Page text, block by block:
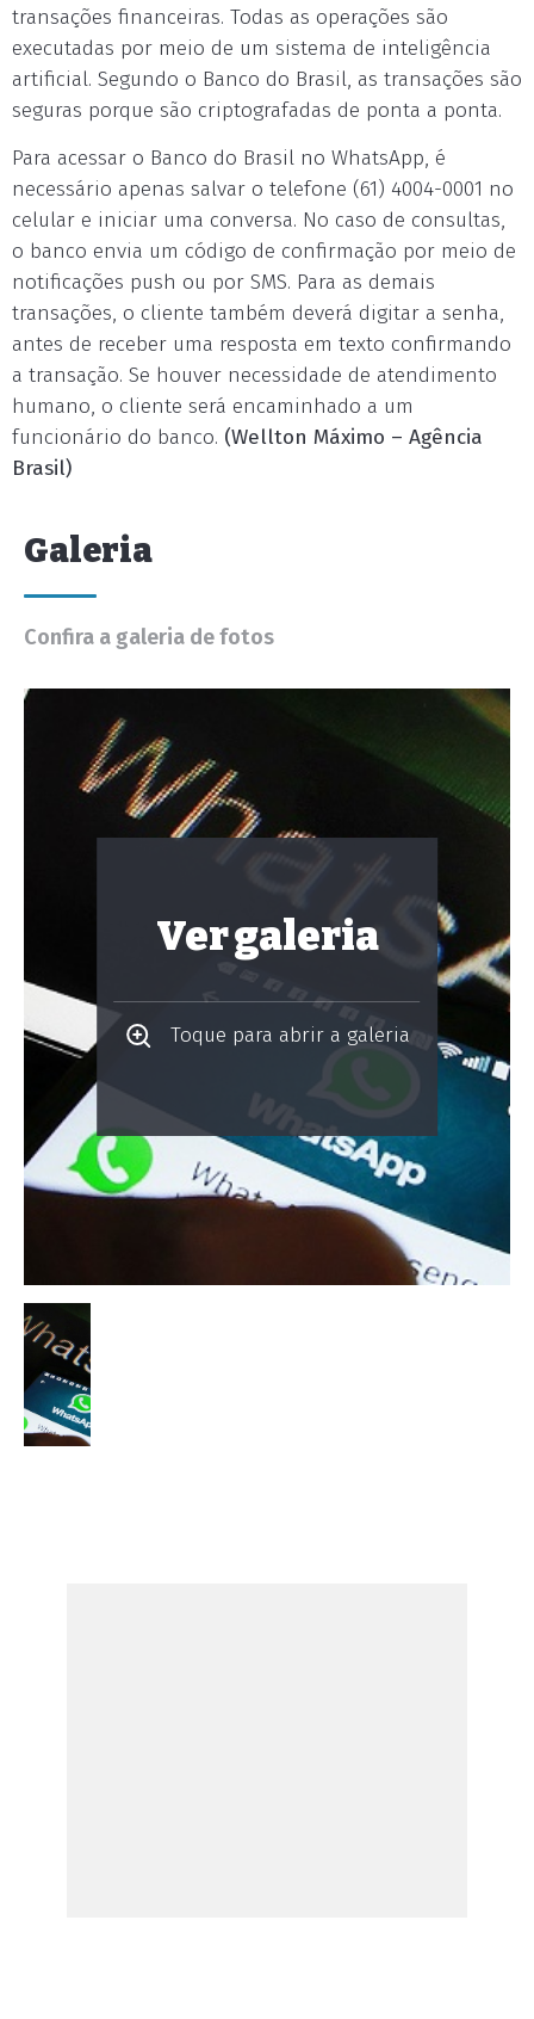
transações financeiras. Todas as operações são
executadas por meio de um sistema de inteligência
artificial. Segundo o Banco do Brasil, as transações são
seguras porque são criptografadas de ponta a ponta.
Para acessar o Banco do Brasil no WhatsApp, é
necessário apenas salvar o telefone (61) 4004-0001 no
celular e iniciar uma conversa. No caso de consultas,
o banco envia um código de confirmação por meio de
notificações push ou por SMS. Para as demais
transações, o cliente também deverá digitar a senha,
antes de receber uma resposta em texto confirmando
a transação. Se houver necessidade de atendimento
humano, o cliente será encaminhado a um
funcionário do banco. (Wellton Máximo – Agência
Brasil)
Galeria
Confira a galeria de fotos
Ver galeria
Toque para abrir a galeria